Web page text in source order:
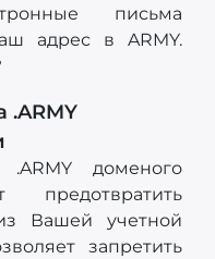
письма
адрес в ARMY.
.ARMY
доменого
предотвратить
Вашей учетной
запретить